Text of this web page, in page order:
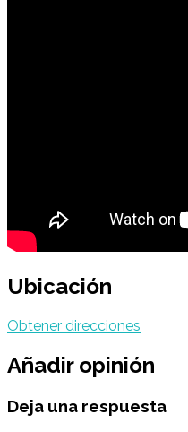
Ubicación
Obtener direcciones
Añadir opinión
Deja una respuesta